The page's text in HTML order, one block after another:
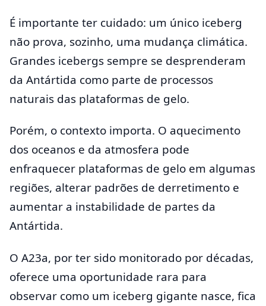
É importante ter cuidado: um único iceberg
não prova, sozinho, uma mudança climática.
Grandes icebergs sempre se desprenderam
da Antártida como parte de processos
naturais das plataformas de gelo.
Porém, o contexto importa. O aquecimento
dos oceanos e da atmosfera pode
enfraquecer plataformas de gelo em algumas
regiões, alterar padrões de derretimento e
aumentar a instabilidade de partes da
Antártida.
O A23a, por ter sido monitorado por décadas,
oferece uma oportunidade rara para
observar como um iceberg gigante nasce, fica